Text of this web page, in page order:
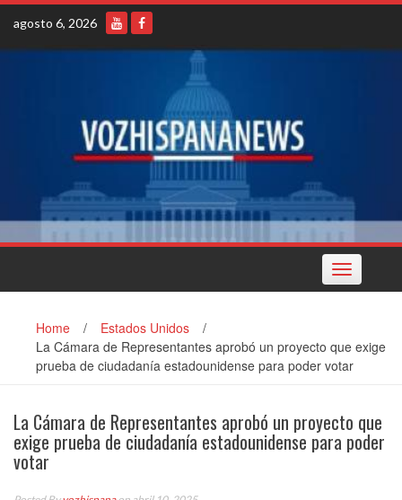
Skip
content
agosto 6, 2026
Toggle
navigation
Home / Estados Unidos
/
La Cámara de Representantes aprobó un proyecto que exige
prueba de ciudadanía estadounidense para poder votar
La Cámara de Representantes aprobó un proyecto que
exige prueba de ciudadanía estadounidense para poder
votar